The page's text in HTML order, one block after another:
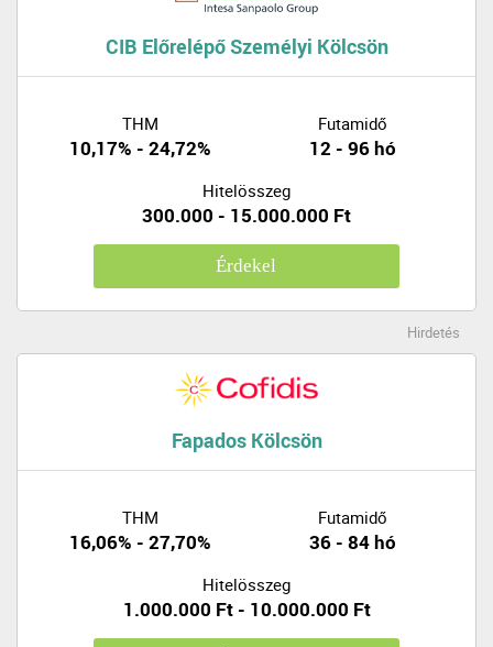
CIB Előrelépő Személyi Kölcsön
THM
10,17% - 24,72%
Futamidő
12 - 96 hó
Hitelösszeg
300.000 - 15.000.000 Ft
Érdekel
Hirdetés
Fapados Kölcsön
THM
16,06% - 27,70%
Futamidő
36 - 84 hó
Hitelösszeg
1.000.000 Ft - 10.000.000 Ft